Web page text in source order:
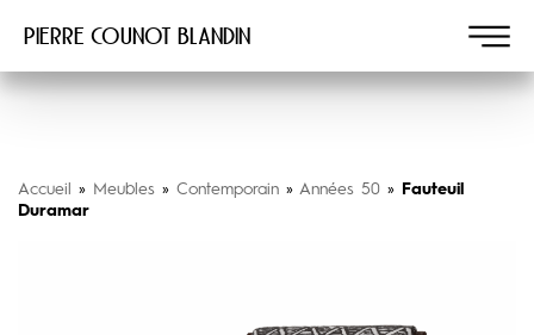
Pierre COUNOT BLANDIN
Accueil » Meubles » Contemporain » Années 50 »
Fauteuil
Duramar